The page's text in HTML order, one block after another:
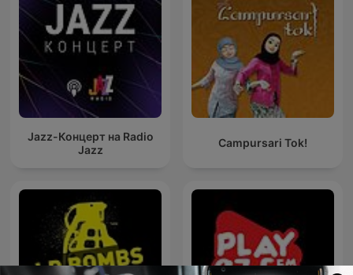
Jazz-Концерт на Radio
Jazz
Campursari Tok!